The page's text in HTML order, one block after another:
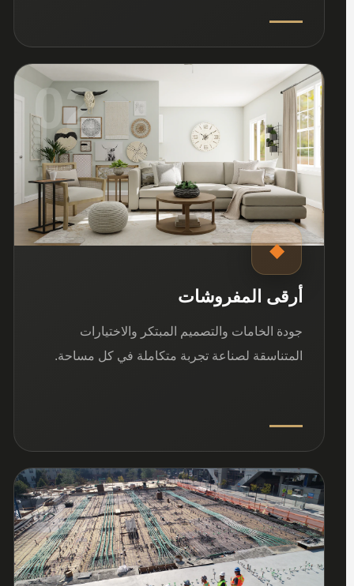
02
◆
أرقى المفروشات
جودة الخامات والتصميم المبتكر والاختيارات
المتناسقة لصناعة تجربة متكاملة في كل مساحة.
03